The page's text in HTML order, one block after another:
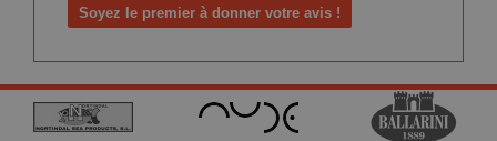
Soyez le premier à donner votre avis !